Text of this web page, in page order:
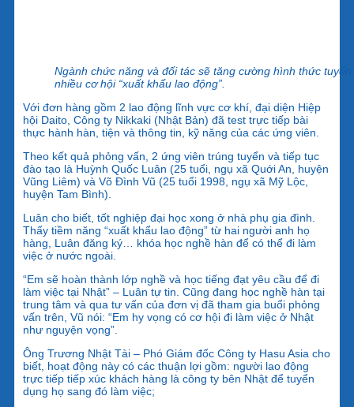
Ngành chức năng và đối tác sẽ tăng cường hình thức
nhiều cơ hội “xuất khẩu lao động”.
Với đơn hàng gồm 2 lao động lĩnh vực cơ khí, đại diện Hiệp
hội Daito, Công ty Nikkaki (Nhật Bản) đã test trực tiếp bài
thực hành hàn, tiện và thông tin, kỹ năng của các ứng viên.
Theo kết quả phỏng vấn, 2 ứng viên trúng tuyển và tiếp tục
đào tạo là Huỳnh Quốc Luân (25 tuổi, ngụ xã Quới An, huyện
Vũng Liêm) và Võ Đình Vũ (25 tuổi 1998, ngụ xã Mỹ Lộc,
huyện Tam Bình).
Luân cho biết, tốt nghiệp đại học xong ở nhà phụ gia đình.
Thấy tiềm năng “xuất khẩu lao động” từ hai người anh họ
hàng, Luân đăng ký… khóa học nghề hàn để có thể đi làm
việc ở nước ngoài.
“Em sẽ hoàn thành lớp nghề và học tiếng đạt yêu cầu để đi
làm việc tại Nhật” – Luân tự tin. Cũng đang học nghề hàn tại
trung tâm và qua tư vấn của đơn vị đã tham gia buổi phỏng
vấn trên, Vũ nói: “Em hy vọng có cơ hội đi làm việc ở Nhật
như nguyện vọng”.
Ông Trương Nhật Tài – Phó Giám đốc Công ty Hasu Asia cho
biết, hoạt động này có các thuận lợi gồm: người lao động
trực tiếp tiếp xúc khách hàng là công ty bên Nhật để tuyển
dụng họ sang đó làm việc;